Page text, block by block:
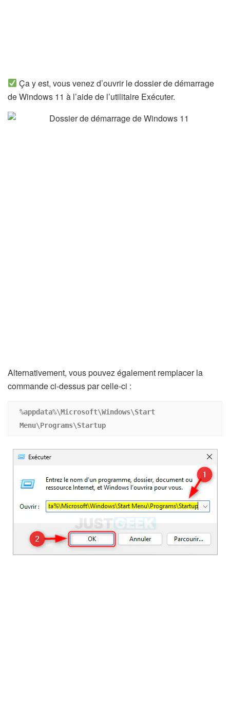
Ça y est, vous venez d’ouvrir le dossier de démarrage
de Windows 11 à l’aide de l’utilitaire Exécuter.
Alternativement, vous pouvez également remplacer la
commande ci-dessus par celle-ci :
%appdata%\Microsoft\Windows\Start
Menu\Programs\Startup